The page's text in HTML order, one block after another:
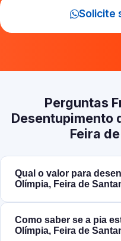
Solicite
Perguntas
Desentupimento
Feira
Qual o valor para
Olímpia, Feira de
Como saber se a pia
Olímpia, Feira de